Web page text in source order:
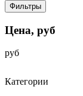
Фильтры
Цена, руб
руб
Категории